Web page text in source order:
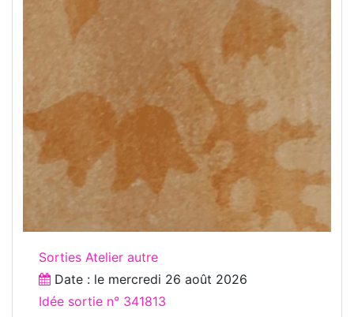
Sorties Atelier autre
Date : le mercredi 26 août 2026
Idée sortie n° 341813